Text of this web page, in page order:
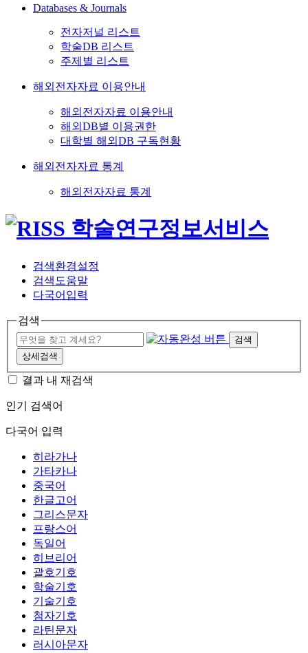
Databases & Journals
전자저널 리스트
학술DB 리스트
주제별 리스트
해외전자자료 이용안내
해외전자자료 이용안내
해외DB별 이용권한
대학별 해외DB 구독현황
해외전자자료 통계
해외전자자료 통계
검색환경설정
검색도움말
다국어입력
검색
검색
상세검색
결과 내 재검색
인기 검색어
다국어 입력
히라가나
가타카나
중국어
한글고어
그리스문자
프랑스어
독일어
히브리어
괄호기호
학술기호
기술기호
첨자기호
라틴문자
러시아문자